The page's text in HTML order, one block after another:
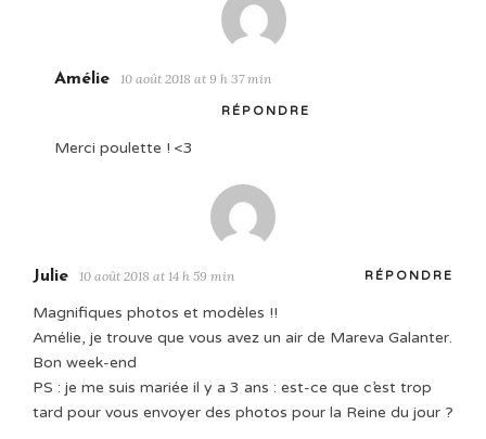
Amélie 10 août 2018 at 9 h 37 min
RÉPONDRE
Merci poulette ! <3
Julie 10 août 2018 at 14 h 59 min RÉPONDRE
Magnifiques photos et modèles !!
Amélie, je trouve que vous avez un air de Mareva Galanter.
Bon week-end
PS : je me suis mariée il y a 3 ans : est-ce que c’est trop
tard pour vous envoyer des photos pour la Reine du jour ?